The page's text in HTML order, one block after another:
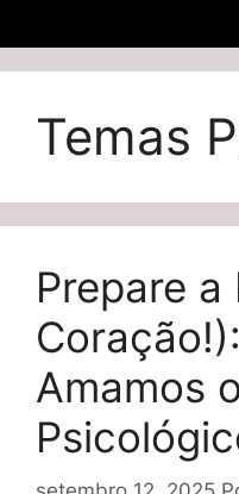
Temas
Prepare
Amamos